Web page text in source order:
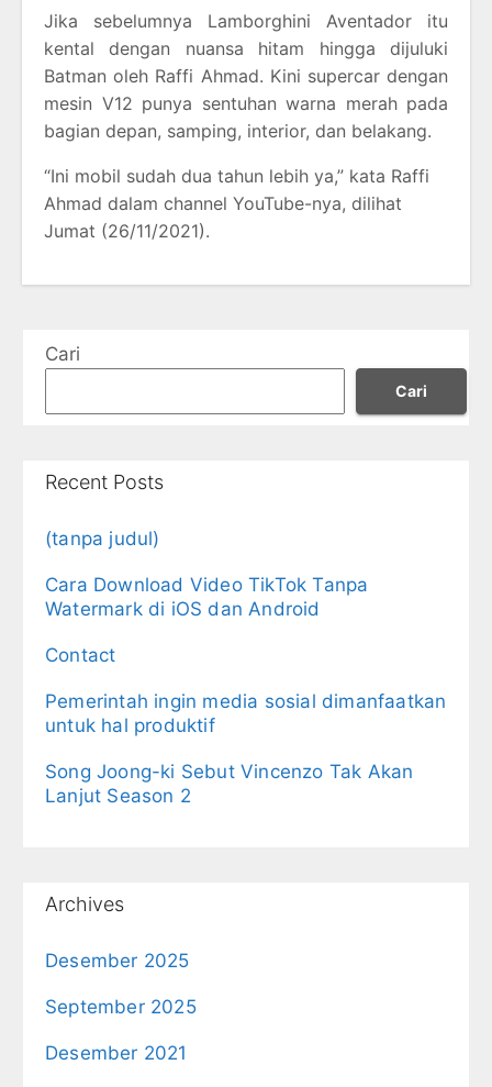
Jika sebelumnya Lamborghini Aventador itu
kental dengan nuansa hitam hingga dijuluki
Batman oleh Raffi Ahmad. Kini supercar dengan
mesin V12 punya sentuhan warna merah pada
bagian depan, samping, interior, dan belakang.
“Ini mobil sudah dua tahun lebih ya,” kata Raffi
Ahmad dalam channel YouTube-nya, dilihat
Jumat (26/11/2021).
Cari
Cari
Recent Posts
(tanpa judul)
Cara Download Video TikTok Tanpa
Watermark di iOS dan Android
Contact
Pemerintah ingin media sosial dimanfaatkan
untuk hal produktif
Song Joong-ki Sebut Vincenzo Tak Akan
Lanjut Season 2
Archives
Desember 2025
September 2025
Desember 2021